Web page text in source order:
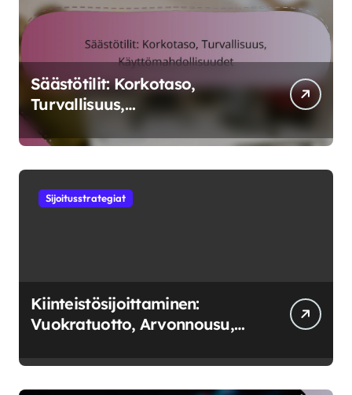
Säästötilit: Korkotaso,
Turvallisuus,
Käyttömahdollisuudet
Sijoitusstrategiat
Kiinteistösijoittaminen:
Vuokratuotto, Arvonnousu,